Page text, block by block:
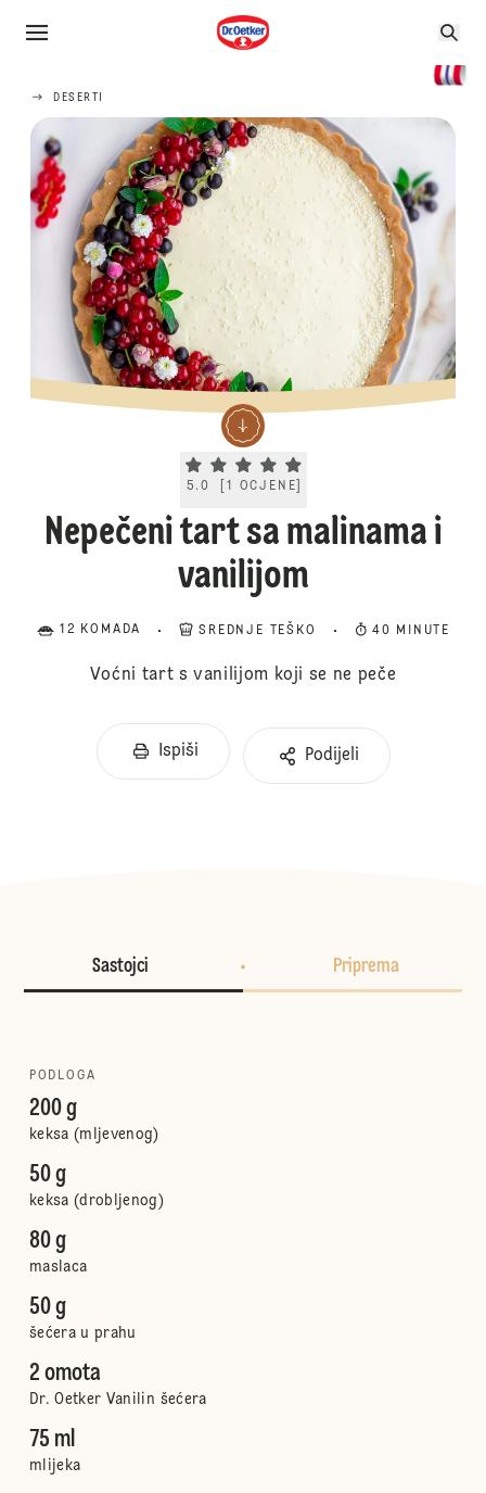
DESERTI
Current rating 5.0. Click to rate.
5.0 1 OCJENE
Nepečeni tart sa malinama i
vanilijom
12 KOMADA SREDNJE TEŠKO 40 MINUTE
Voćni tart s vanilijom koji se ne peče
Ispiši Podijeli
Sastojci Priprema
PODLOGA
200 g
keksa (mljevenog)
50 g
keksa (drobljenog)
80 g
maslaca
50 g
šećera u prahu
2 omota
Dr. Oetker Vanilin šećera
75 ml
mlijeka